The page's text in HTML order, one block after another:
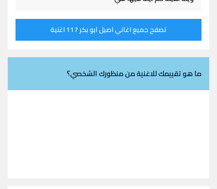
تصفح جميع اغاني اصيل ابو بكر 117 اغنية
ما هو تقييمك للاغنية من منظورك الشخصي؟